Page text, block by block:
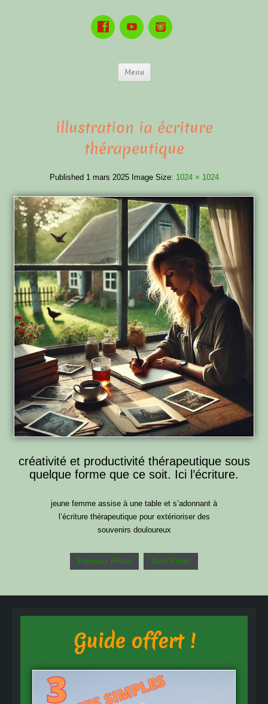
Menu
illustration ia écriture
thérapeutique
Published 1 mars 2025 Image Size: 1024 × 1024
créativité et productivité thérapeutique sous
quelque forme que ce soit. Ici l’écriture.
jeune femme assise à une table et s’adonnant à
l’écriture thérapeutique pour extérioriser des
souvenirs douloureux
Previous Photo Next Photo
Guide offert !